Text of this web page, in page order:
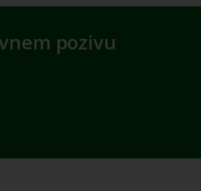
pozivu